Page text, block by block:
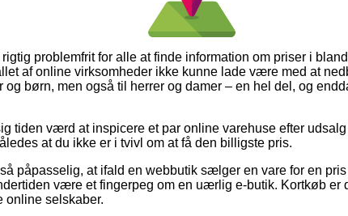
problemfrit for alle at finde information om priser i
af online virksomheder ikke kunne lade være med at
og børn, men også til herrer og damer – en hel del, og
tiden værd at inspicere et par online varehuse efter
at du ikke er i tvivl om at få den billigste pris.
påpasselig, at ifald en webbutik sælger en vare for en
være et fingerpeg om en uærlig e-butik. Kortkøb er
selskaber.